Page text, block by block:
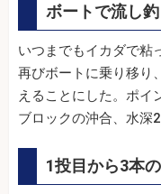
ボートで流し
いつまでもイカダで粘
再びボートに乗り移り
えることにした。ポイ
ブロックの沖合、水深
1投目から3本